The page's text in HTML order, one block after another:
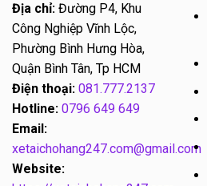
Địa chỉ: Đường P4, Khu
Công Nghiệp Vĩnh Lộc,
Phường Bình Hưng Hòa,
Quận Bình Tân, Tp HCM
Điện thoại: 081.777.2137
Hotline: 0796 649 649
Email:
xetaichohang247.com@gmail.com
Website: